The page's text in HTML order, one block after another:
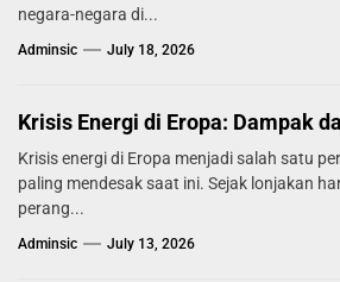
negara-negara di...
Adminsic July 18, 2026
Krisis Energi di Eropa: Dampak
Krisis energi di Eropa menjadi salah satu
paling mendesak saat ini. Sejak lonjakan
perang...
Adminsic July 13, 2026